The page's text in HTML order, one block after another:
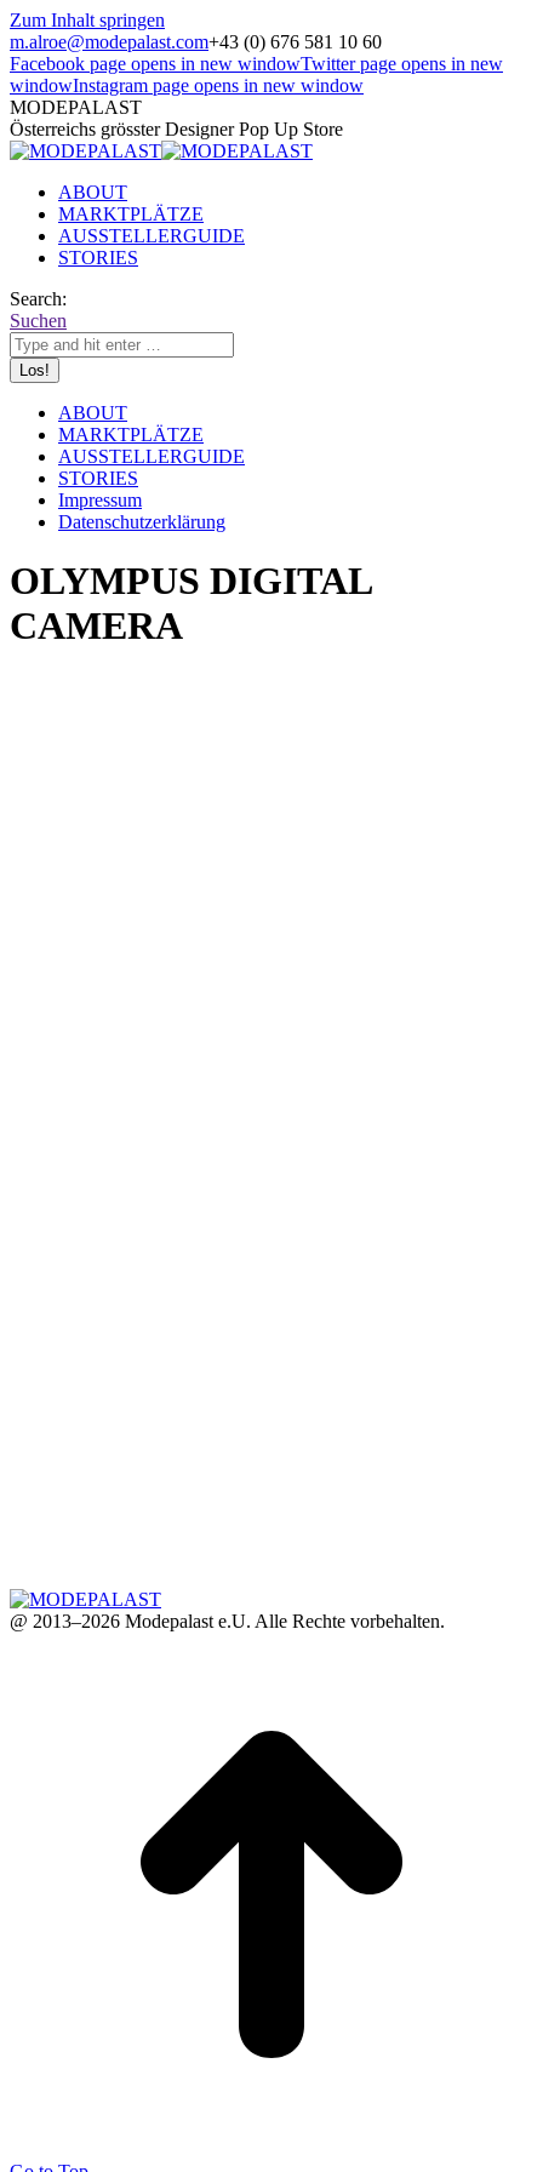
Zum Inhalt springen
m.alroe@modepalast.com+43 (0) 676 581 10 60
Facebook page opens in new windowTwitter page opens in new
windowInstagram page opens in new window
MODEPALAST
Österreichs grösster Designer Pop Up Store
ABOUT
MARKTPLÄTZE
AUSSTELLERGUIDE
STORIES
Search:
Suchen
ABOUT
MARKTPLÄTZE
AUSSTELLERGUIDE
STORIES
Impressum
Datenschutzerklärung
OLYMPUS DIGITAL
CAMERA
@ 2013–2026 Modepalast e.U. Alle Rechte vorbehalten.